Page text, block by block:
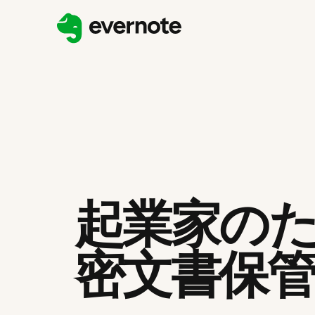
起業家の
密文書保管